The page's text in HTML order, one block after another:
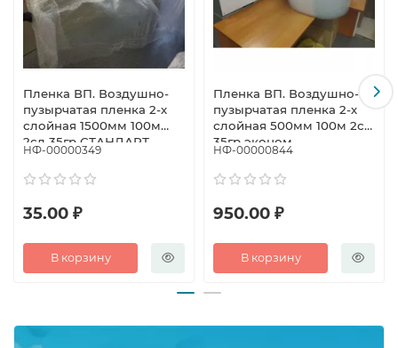
Пленка ВП. Воздушно-
пузырчатая пленка 2-х
слойная 1500мм 100м
2сл 35гр СТАНДАРТ
(метраж)
НФ-00000349
35.00 ₽
В корзину
Пленка ВП. Воздушно-
пузырчатая пленка 2-х
слойная 500мм 100м 2сл
35гр эконом
НФ-00000844
950.00 ₽
В корзину